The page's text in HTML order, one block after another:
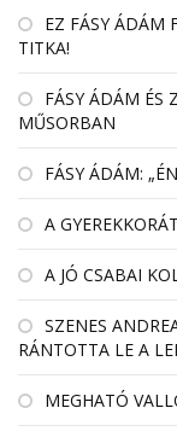
EZ FÁSY ÁDÁM
TITKA!
FÁSY ÁDÁM ÉS
MŰSORBAN
FÁSY ÁDÁM:
A
A JÓ CSABAI
SZENES
RÁNTOTTA LE A
MEGHATÓ